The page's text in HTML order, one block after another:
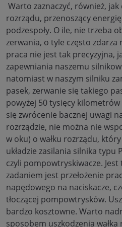
Warto zaznaczyć, również, jak
rozrządu, przenoszący
podzespoły. O ile, nie trzeba
zerwania, o tyle często zdarza
praca nie jest tak precyzyjna,
zapewniania naszemu
natomiast w naszym silniku
pasek, zerwanie się takiego
powyżej 50 tysięcy
się zwrócenie bacznej uwagi
rozrządzie, nie można nie
w oku) o wałku rozrządu,
układzie zasilania silnika typu
czyli pompowtryskiwacze. Jest
zadaniem jest przełożenie
napędowego na naciskacze,
tłoczącej pompowtrysków.
bardzo kosztowne. Warto
sposobem uszkodzenia